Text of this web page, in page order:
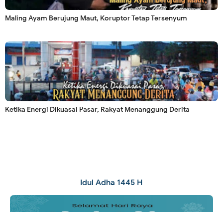
Maling Ayam Berujung Maut, Koruptor Tetap Tersenyum
Ketika Energi Dikuasai Pasar, Rakyat Menanggung Derita
Idul Adha 1445 H